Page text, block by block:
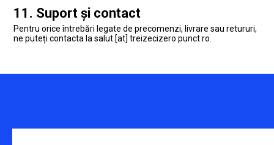
11. Suport și contact
Pentru orice întrebări legate de precomenzi, livrare sau retururi,
ne puteți contacta la salut [at] treizecizero punct ro.